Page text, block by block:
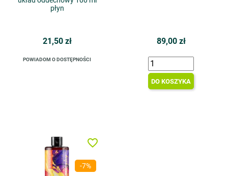
płyn
21,50 zł
POWIADOM O DOSTĘPNOŚCI
89,00 zł
DO KOSZYKA
-7%
favorite_border